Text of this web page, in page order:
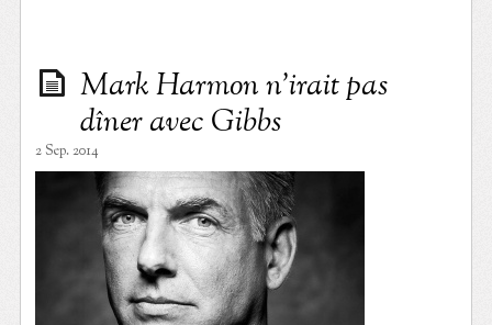
Mark Harmon n’irait pas
dîner avec Gibbs
2 Sep. 2014